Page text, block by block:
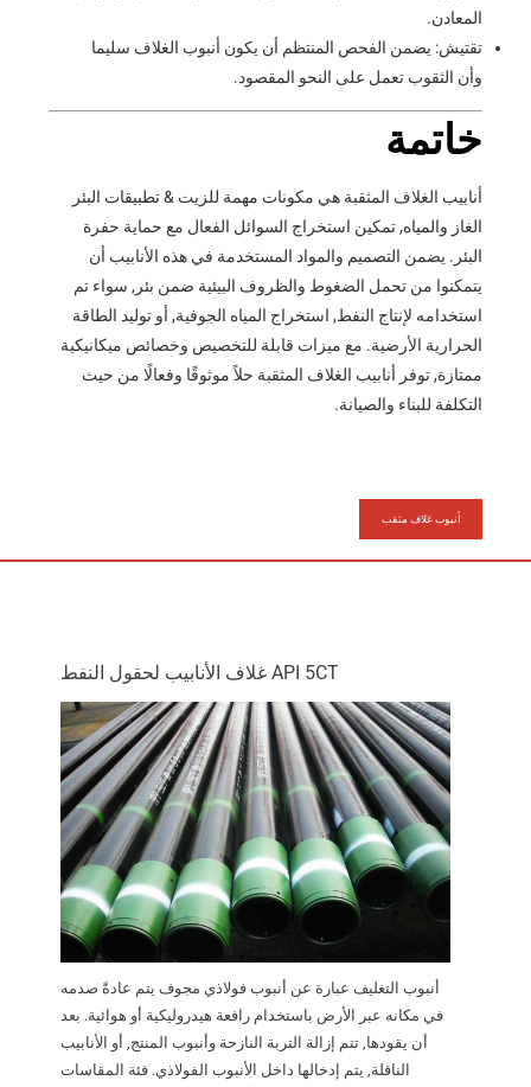
المعادن.
تقتيش: يضمن الفحص المنتظم أن يكون أنبوب الغلاف سليما
وأن الثقوب تعمل على النحو المقصود.
خاتمة
أنابيب الغلاف المثقبة هي مكونات مهمة للزيت & تطبيقات البئر
الغاز والمياه, تمكين استخراج السوائل الفعال مع حماية حفرة
البئر. يضمن التصميم والمواد المستخدمة في هذه الأنابيب أن
يتمكنوا من تحمل الضغوط والظروف البيئية ضمن بئر, سواء تم
استخدامه لإنتاج النفط, استخراج المياه الجوفية, أو توليد الطاقة
الحرارية الأرضية. مع ميزات قابلة للتخصيص وخصائص ميكانيكية
ممتازة, توفر أنابيب الغلاف المثقبة حلاً موثوقًا وفعالًا من حيث
التكلفة للبناء والصيانة.
أنبوب غلاف مثقب
API 5CT غلاف الأنابيب لحقول النفط
أنبوب التغليف عبارة عن أنبوب فولاذي مجوف يتم عادةً صدمه
في مكانه عبر الأرض باستخدام رافعة هيدروليكية أو هوائية. بعد
أن يقودها, تتم إزالة التربة النازحة وأنبوب المنتج, أو الأنابيب
الناقلة, يتم إدخالها داخل الأنبوب الفولاذي. فئة المقاسات